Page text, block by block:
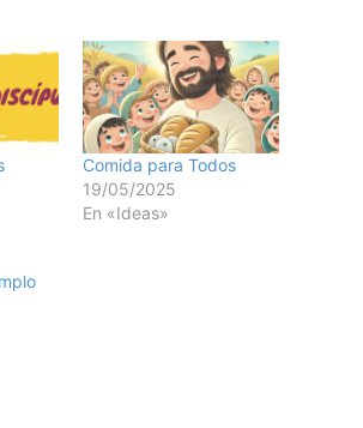
Comida para Todos
19/05/2025
En «Ideas»